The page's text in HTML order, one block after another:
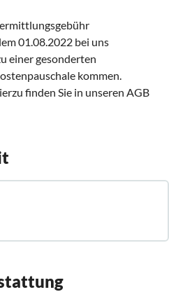
01.08.2022 bei uns
einer gesonderten
kommen.
finden Sie in unseren AGB